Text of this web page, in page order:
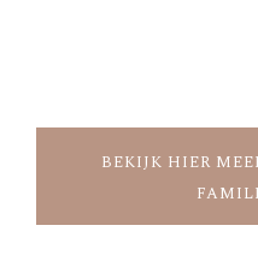
BEKIJK HIER